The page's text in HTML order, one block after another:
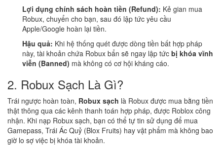
Lợi dụng chính sách hoàn tiền (Refund): Kẻ gian mua
Robux, chuyển cho bạn, sau đó lập tức yêu cầu
Apple/Google hoàn lại tiền.
Hậu quả: Khi hệ thống quét được dòng tiền bất hợp pháp
này, tài khoản chứa Robux bẩn sẽ ngay lập tức bị khóa vĩnh
viễn (Banned) mà không có cơ hội kháng cáo.
2. Robux Sạch Là Gì?
Trái ngược hoàn toàn, Robux sạch là Robux được mua bằng tiền
thật thông qua các kênh thanh toán hợp pháp, được Roblox công
nhận. Khi nạp Robux sạch, bạn có thể tự tin sử dụng để mua
Gamepass, Trái Ác Quỷ (Blox Fruits) hay vật phẩm mà không bao
giờ lo sợ việc bị khóa tài khoản.